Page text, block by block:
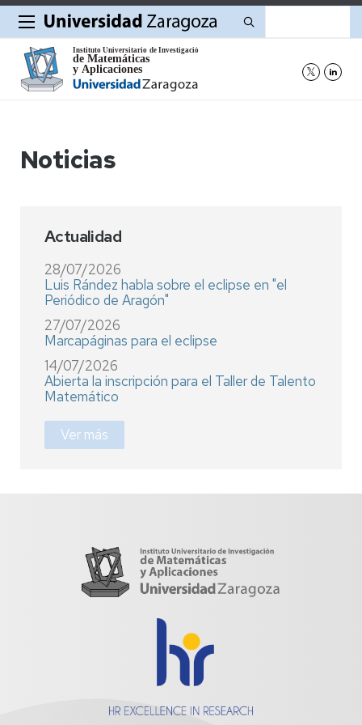
Noticias
Actualidad
28/07/2026
Luis Rández habla sobre el eclipse en "el
Periódico de Aragón"
27/07/2026
Marcapáginas para el eclipse
14/07/2026
Abierta la inscripción para el Taller de Talento
Matemático
Ver más